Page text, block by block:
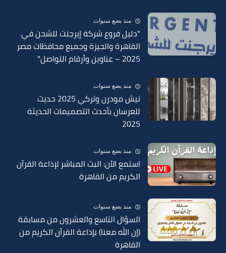
منذ بضع سنوات
"دليل فروع شركة إيرجنت للشحن في
القاهرة والجيزة وجميع محافظات مصر
2025 – عناوين وأرقام التواصل"
منذ بضع سنوات
نيش مودرن وتركي 2025 حديث
للعرسان بأحدث التصميمات الحديثة
2025
منذ بضع سنوات
استمع الآن: البث المباشر لإذاعة القرآن
الكريم من القاهرة
منذ بضع سنوات
السؤال التاسع والعشرون من مسابقة
(إن الله معنا) بإذاعة القرآن الكريم من
القاهرة